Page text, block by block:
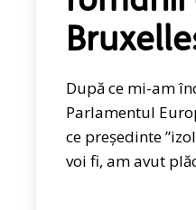
După ce mi-am
Parlamentul
ce președinte
voi fi, am avut